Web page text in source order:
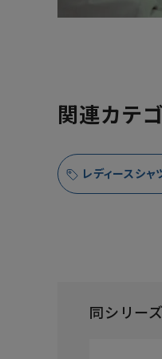
関連カテ
レディースシャ
同シリー